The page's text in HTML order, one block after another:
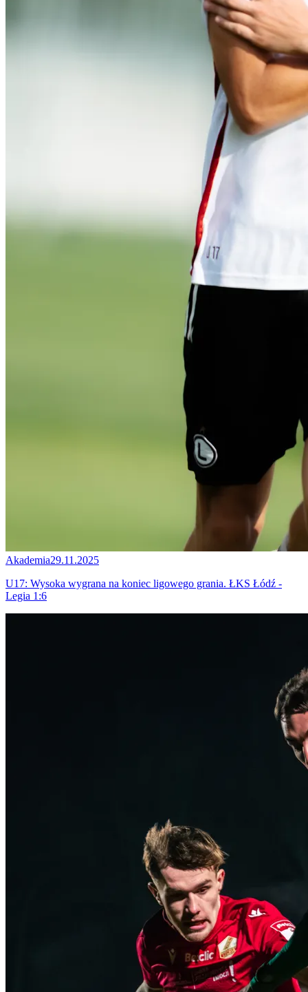
Akademia29.11.2025
U17: Wysoka wygrana na koniec ligowego grania. ŁKS Łódź -
Legia 1:6